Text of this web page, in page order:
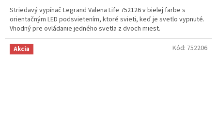
Striedavý vypínač Legrand Valena Life 752126 v bielej farbe s
orientačným LED podsvietením, ktoré svieti, keď je svetlo vypnuté.
Vhodný pre ovládanie jedného svetla z dvoch miest.
Akcia Kód: 752206